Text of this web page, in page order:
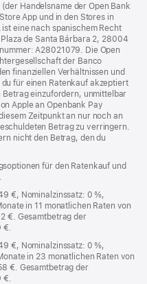
Handelsname der Open Bank
App und in den Stores in
eine nach spanischem Recht
de Santa Bárbara 2, 28004
A28021079. Die Open
der Banco
finanziellen Verhältnissen und
für einen Ratenkauf akzeptiert
einzufordern, unmittelbar
Apple an Openbank Pay
Zeitpunkt an nur noch an
Betrag zu verringern.
nicht den Betrag, den du
für den Ratenkauf und
(Öffnet
neues
Fenster)
.
€, Nominalzinssatz: 0 %,
in 11 monatlichen Raten von
€. Gesamtbetrag der
€.
€, Nominalzinssatz: 0 %,
in 23 monatlichen Raten von
€. Gesamtbetrag der